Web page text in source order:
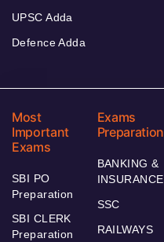
UPSC Adda
Defence Adda
Most
Important
Exams
SBI PO
Preparation
SBI CLERK
Preparation
Exams
Preparation
BANKING &
INSURANCE
SSC
RAILWAYS